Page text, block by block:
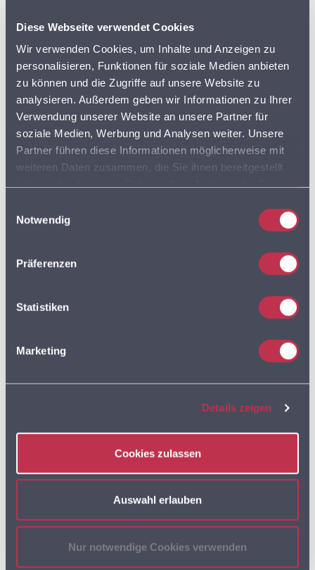
Diese Webseite verwendet Cookies
Wir verwenden Cookies, um Inhalte und Anzeigen zu
personalisieren, Funktionen für soziale Medien anbieten
zu können und die Zugriffe auf unsere Website zu
analysieren. Außerdem geben wir Informationen zu Ihrer
Verwendung unserer Website an unsere Partner für
soziale Medien, Werbung und Analysen weiter. Unsere
Partner führen diese Informationen möglicherweise mit
weiteren Daten zusammen, die Sie ihnen bereitgestellt
Cookies, wenn Sie unsere Webseite weiterhin nutzen.
Notwendig
Präferenzen
Statistiken
Marketing
Details zeigen
Cookies zulassen
Auswahl erlauben
Nur notwendige Cookies verwenden
AKTIONSPREISE
BVDA
BVL
DISCOUNTER FLOTTENPLANUNG
GOOGLE MAPS LEBENSMITTELDATEN
LEBENSMITTELHANDEL
MULTIROUTE GO!
ANWENDERTREFFEN
MULTIROUTE GO! NEWS
MULTIROUTE TOUR!